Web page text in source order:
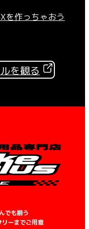
を作っちゃおう
を観る
でも揃う
ーまでご用意